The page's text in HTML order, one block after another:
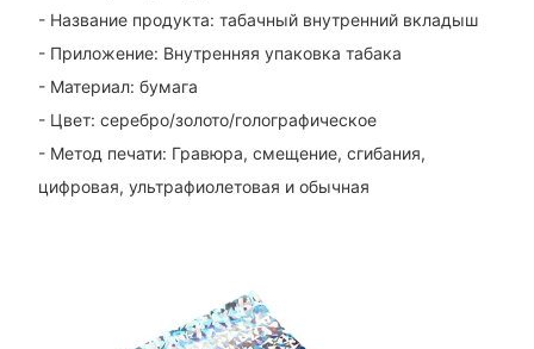
- Название продукта: табачный внутренний вкладыш
- Приложение: Внутренняя упаковка табака
- Материал: бумага
- Цвет: серебро/золото/голографическое
- Метод печати: Гравюра, смещение, сгибания,
цифровая, ультрафиолетовая и обычная